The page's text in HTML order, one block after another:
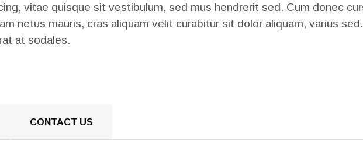
vitae quisque sit vestibulum, sed mus hendrerit sed. Cum donec
netus mauris, cras aliquam velit curabitur sit dolor aliquam, varius
at sodales.
CONTACT US